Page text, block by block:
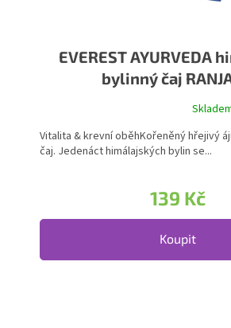
EVEREST AYURVEDA
bylinný čaj
Průměrné hodnocení produktu je 5,0 z
139 Kč
Koupit
Vitalita & krevní oběhKořeněný hřejivý
čaj. Jedenáct himálajských bylin se...